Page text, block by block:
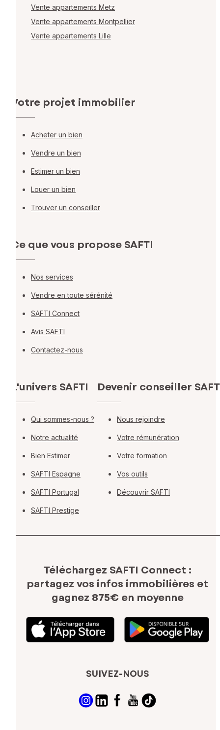
Vente appartements Metz
Vente appartements Montpellier
Vente appartements Lille
Votre projet immobilier
Acheter un bien
Vendre un bien
Estimer un bien
Louer un bien
Trouver un conseiller
Ce que vous propose SAFTI
Nos services
Vendre en toute sérénité
SAFTI Connect
Avis SAFTI
Contactez-nous
L'univers SAFTI
Qui sommes-nous ?
Notre actualité
Bien Estimer
SAFTI Espagne
SAFTI Portugal
SAFTI Prestige
Devenir conseiller
Nous rejoindre
Votre rémunération
Votre formation
Vos outils
Découvrir SAFTI
Téléchargez SAFTI Connect :
partagez vos infos immobilières et
gagnez 875€ en moyenne
SUIVEZ-NOUS